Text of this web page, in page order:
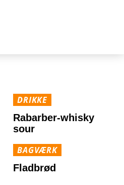
DRIKKE
Rabarber-whisky
sour
BAGVÆRK
Fladbrød